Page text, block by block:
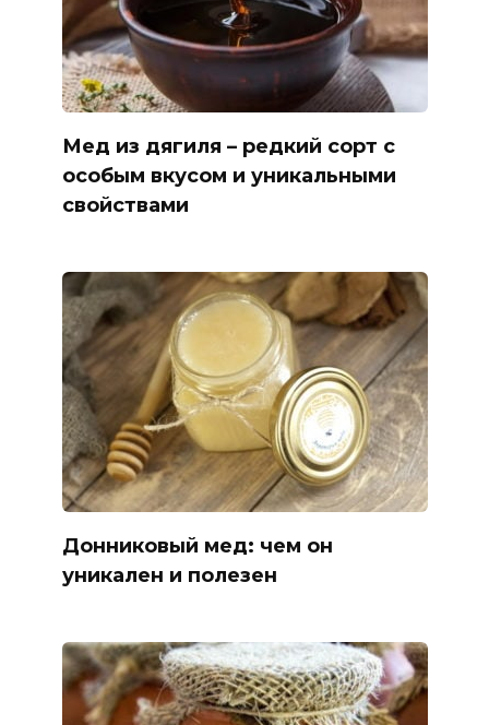
Мед из дягиля – редкий сорт с
особым вкусом и уникальными
свойствами
Донниковый мед: чем он
уникален и полезен